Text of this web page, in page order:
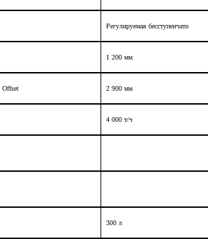
Регулируемая бесступенчато
1 200 мм
Offset 2 900 мм
4 000 т/ч
300 л